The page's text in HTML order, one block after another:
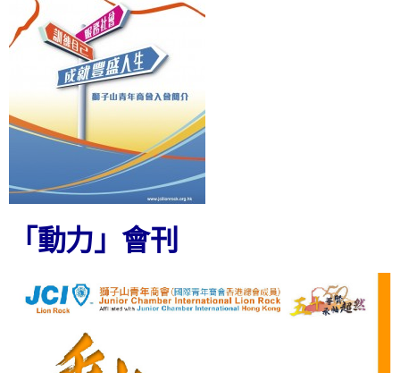
「動力」會刊